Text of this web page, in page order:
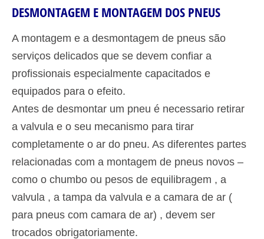
DESMONTAGEM E MONTAGEM DOS PNEUS
A montagem e a desmontagem de pneus são
serviços delicados que se devem confiar a
profissionais especialmente capacitados e
equipados para o efeito.
Antes de desmontar um pneu é necessario retirar
a valvula e o seu mecanismo para tirar
completamente o ar do pneu. As diferentes partes
relacionadas com a montagem de pneus novos –
como o chumbo ou pesos de equilibragem , a
valvula , a tampa da valvula e a camara de ar (
para pneus com camara de ar) , devem ser
trocados obrigatoriamente.